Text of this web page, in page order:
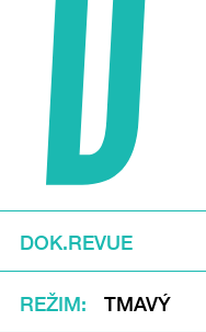
DOK.REVUE
REŽIM TMAVÝ